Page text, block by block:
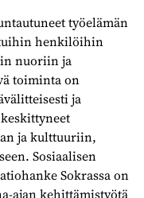
työelämän
henkilöihin
nuoriin ja
toiminta on
ja
ja kulttuuriin,
Sosiaalisen
Sokrassa on
ajan kehittämistyötä